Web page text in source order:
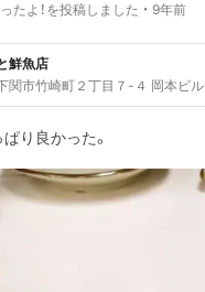
たよ！を投稿しました 9年前
鮮魚店
関市竹崎町２丁目７-４ 岡本ビル
り良かった。